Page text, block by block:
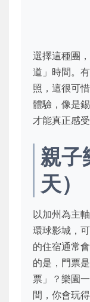
選擇這種團
道」時間。
照，這很可
體驗，像是
才能真正感
親子
天）
以加州為主
環球影城，
的住宿通常
的是，門票
票」？樂園
間，你會玩得